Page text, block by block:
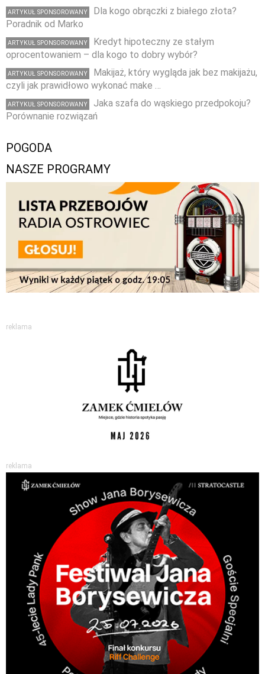
ARTYKUŁ SPONSOROWANY
Dla kogo obrączki z białego złota?
Poradnik od Marko
ARTYKUŁ SPONSOROWANY
Kredyt hipoteczny ze stałym
oprocentowaniem – dla kogo to dobry wybór?
ARTYKUŁ SPONSOROWANY
Makijaż, który wygląda jak bez makijażu,
czyli jak prawidłowo wykonać make …
ARTYKUŁ SPONSOROWANY
Jaka szafa do wąskiego przedpokoju?
Porównanie rozwiązań
POGODA
NASZE PROGRAMY
reklama
reklama